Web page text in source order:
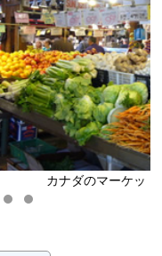
ト/イメージ